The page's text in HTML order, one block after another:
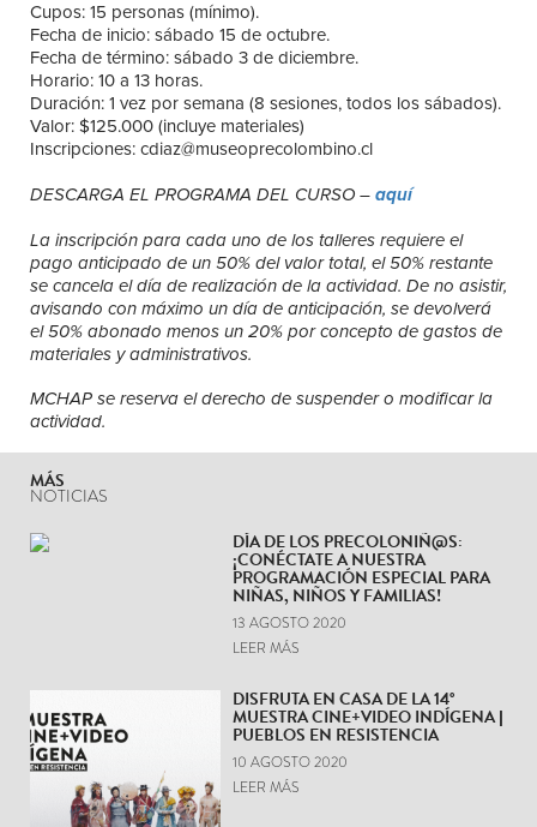
Cupos: 15 personas (mínimo).
Fecha de inicio: sábado 15 de octubre.
Fecha de término: sábado 3 de diciembre.
Horario: 10 a 13 horas.
Duración: 1 vez por semana (8 sesiones, todos los sábados).
Valor: $125.000 (incluye materiales)
Inscripciones: cdiaz@museoprecolombino.cl
DESCARGA EL PROGRAMA DEL CURSO – aquí
La inscripción para cada uno de los talleres requiere el
pago anticipado de un 50% del valor total, el 50% restante
se cancela el día de realización de la actividad. De no asistir,
avisando con máximo un día de anticipación, se devolverá
el 50% abonado menos un 20% por concepto de gastos de
materiales y administrativos.
MCHAP se reserva el derecho de suspender o modificar la
actividad.
MÁS
NOTICIAS
DÍA DE LOS PRECOLONIÑ@S:
¡CONÉCTATE A NUESTRA
PROGRAMACIÓN ESPECIAL PARA
NIÑAS, NIÑOS Y FAMILIAS!
13 AGOSTO 2020
LEER MÁS
DISFRUTA EN CASA DE LA 14°
MUESTRA CINE+VIDEO INDÍGENA |
PUEBLOS EN RESISTENCIA
10 AGOSTO 2020
LEER MÁS